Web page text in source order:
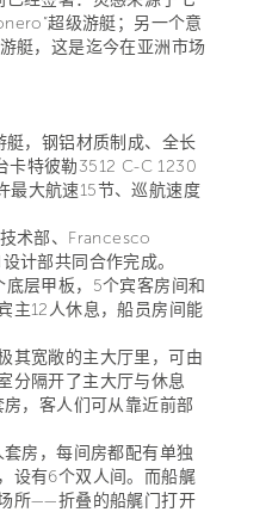
超级游艇；另一个意
艇，这是迄今在亚洲市场
艇，钢铝材质制成、全长
卡特彼勒3512 C-C 1230
最大航速15节、巡航速度
术部、Francesco
计部共同合作完成。
层甲板，5个宾客房间和
主12人休息，船员房间能
其宽敞的主大厅里，可由
分隔开了主大厅与休息
，客人们可从靠近前部
房，每间房都配有单独
设有6个双人间。而船艉
所——折叠的船艉门打开